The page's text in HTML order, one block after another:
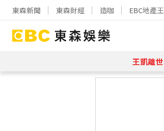
東森新聞 東森財經 造咖 EBC地產王
王凱離世